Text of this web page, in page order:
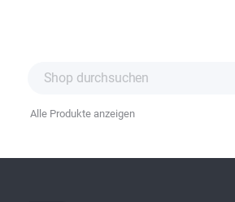
Alle Produkte anzeigen